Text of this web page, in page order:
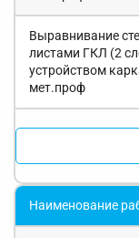
Выравнивание
листами ГКЛ (2
устройством
мет.проф
Наименование